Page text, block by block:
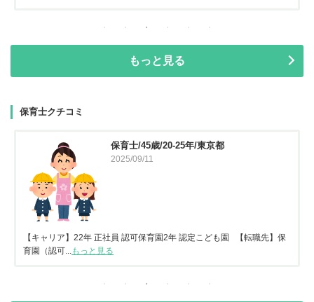
もっと見る
保育士クチコミ
保育士/45歳/20-25年/東京都
2025/09/11
【キャリア】22年 正社員 認可保育園2年 認定こども園 【転職先】保
育園（認可...もっと見る